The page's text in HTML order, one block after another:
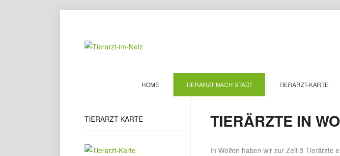
HOME TIERARZT NACH STADT TIERARZT-KARTE
TIERARZT-KARTE TIERÄRZTE IN
In Wolfen haben wir zur Zeit 3 Tierärzte